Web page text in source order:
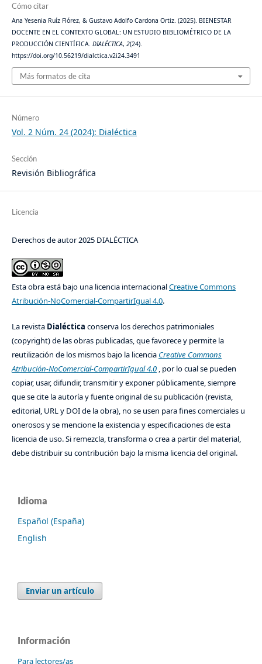
Cómo citar
Ana Yesenia Ruíz Flórez, & Gustavo Adolfo Cardona Ortiz. (2025). BIENESTAR
DOCENTE EN EL CONTEXTO GLOBAL: UN ESTUDIO BIBLIOMÉTRICO DE LA
PRODUCCIÓN CIENTÍFICA. DIALÉCTICA, 2(24).
https://doi.org/10.56219/dialctica.v2i24.3491
Más formatos de cita
Número
Vol. 2 Núm. 24 (2024): Dialéctica
Sección
Revisión Bibliográfica
Licencia
Derechos de autor 2025 DIALÉCTICA
Esta obra está bajo una licencia internacionalCreative Commons
Atribución-NoComercial-CompartirIgual 4.0.
La revista Dialéctica conserva los derechos patrimoniales
(copyright) de las obras publicadas, que favorece y permite la
reutilización de los mismos bajo la licencia Creative Commons
Atribución-NoComercial-CompartirIgual 4.0, por lo cual se pueden
copiar, usar, difundir, transmitir y exponer públicamente, siempre
que se cite la autoría y fuente original de su publicación (revista,
editorial, URL y DOI de la obra), no se usen para fines comerciales u
onerosos y se mencione la existencia y especificaciones de esta
licencia de uso. Si remezcla, transforma o crea a partir del material,
debe distribuir su contribución bajo la misma licencia del original.
Idioma
Español (España)
English
Enviar un artículo
Información
Para lectores/as